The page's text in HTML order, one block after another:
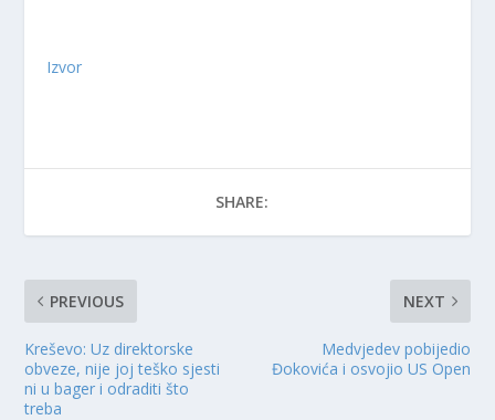
Izvor
SHARE:
PREVIOUS
Kreševo: Uz direktorske
obveze, nije joj teško sjesti
ni u bager i odraditi što
treba
NEXT
Medvjedev pobijedio
Đokovića i osvojio US Open